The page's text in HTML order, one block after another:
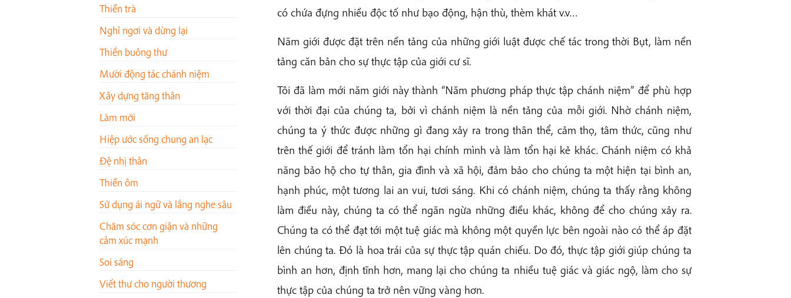
Thiền trà
Nghỉ ngơi và dừng lại
Thiền buông thư
Mười động tác chánh niệm
Xây dựng tăng thân
Làm mới
Hiệp ước sống chung an lạc
Đệ nhị thân
Thiền ôm
Sử dụng ái ngữ và lắng nghe sâu
Chăm sóc cơn giận và những
cảm xúc mạnh
Soi sáng
Viết thư cho người thương
có chứa đựng nhiều độc tố như bạo động, hận thù, thèm khát v.v…
Năm giới được đặt trên nền tảng của những giới luật được chế tác trong thời Bụt, làm nền
tảng căn bản cho sự thực tập của giới cư sĩ.
Tôi đã làm mới năm giới này thành “Năm phương pháp thực tập chánh niệm” để phù hợp
với thời đại của chúng ta, bởi vì chánh niệm là nền tảng của mỗi giới. Nhờ chánh niệm,
chúng ta ý thức được những gì đang xảy ra trong thân thể, cảm thọ, tâm thức, cũng như
trên thế giới để tránh làm tổn hại chính mình và làm tổn hại kẻ khác. Chánh niệm có khả
năng bảo hộ cho tự thân, gia đình và xã hội, đảm bảo cho chúng ta một hiện tại bình an,
hạnh phúc, một tương lai an vui, tươi sáng. Khi có chánh niệm, chúng ta thấy rằng không
làm điều này, chúng ta có thể ngăn ngừa những điều khác, không để cho chúng xảy ra.
Chúng ta có thể đạt tới một tuệ giác mà không một quyền lực bên ngoài nào có thể áp đặt
lên chúng ta. Đó là hoa trái của sự thực tập quán chiếu. Do đó, thực tập giới giúp chúng ta
bình an hơn, định tĩnh hơn, mang lại cho chúng ta nhiều tuệ giác và giác ngộ, làm cho sự
thực tập của chúng ta trở nên vững vàng hơn.